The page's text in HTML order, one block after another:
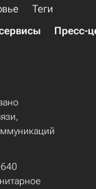
Теги
Пресс-